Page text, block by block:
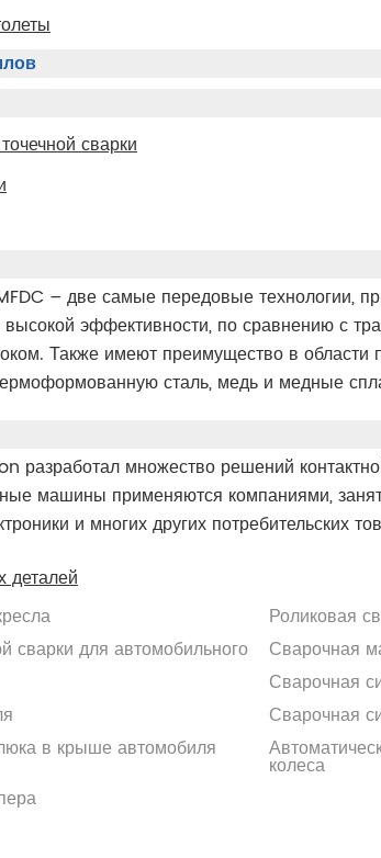
сварки
– две самые передовые технологии,
эффективности, по сравнению с
Также имеют преимущество в
сталь, медь и медные
разработал множество решений
машины применяются компаниями,
и многих других потребительских
деталей
Роликовая
сварки для автомобильного
Сварочная
Сварочная
Сварочная
в крыше автомобиля
колеса